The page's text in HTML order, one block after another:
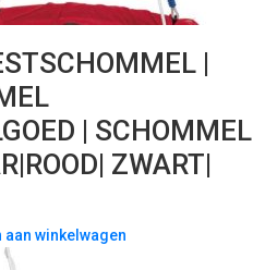
|
| SCHOMMEL
ZWART|
aan winkelwagen